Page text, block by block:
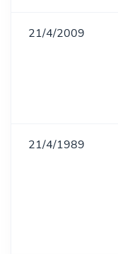
21/4/2009
21/4/1989